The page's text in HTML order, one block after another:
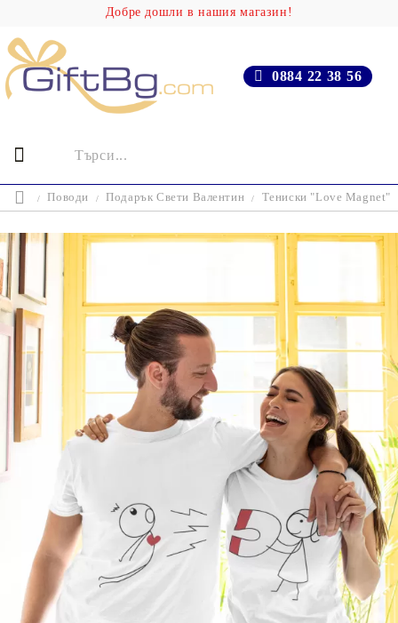
Добре дошли в нашия магазин!
0884 22 38 56
Поводи Подарък Свети Валентин Тениски "Love Magnet"